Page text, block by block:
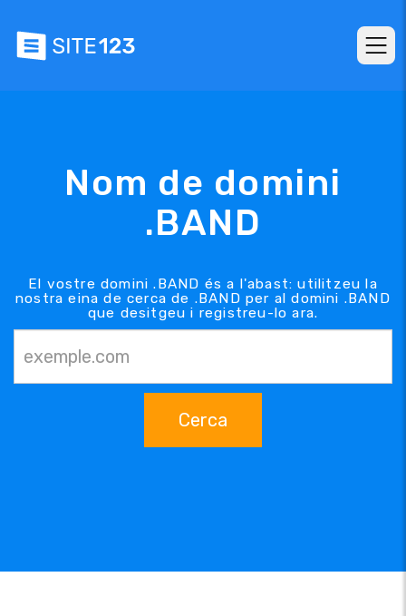
Nom de domini
.BAND
El vostre domini .BAND és a l'abast: utilitzeu la
nostra eina de cerca de .BAND per al domini .BAND
que desitgeu i registreu-lo ara.
Cerca